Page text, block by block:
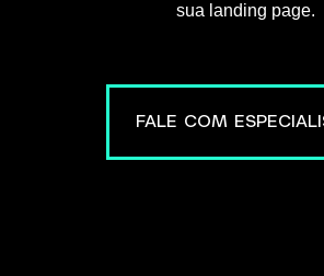
sua landing page.
FALE COM